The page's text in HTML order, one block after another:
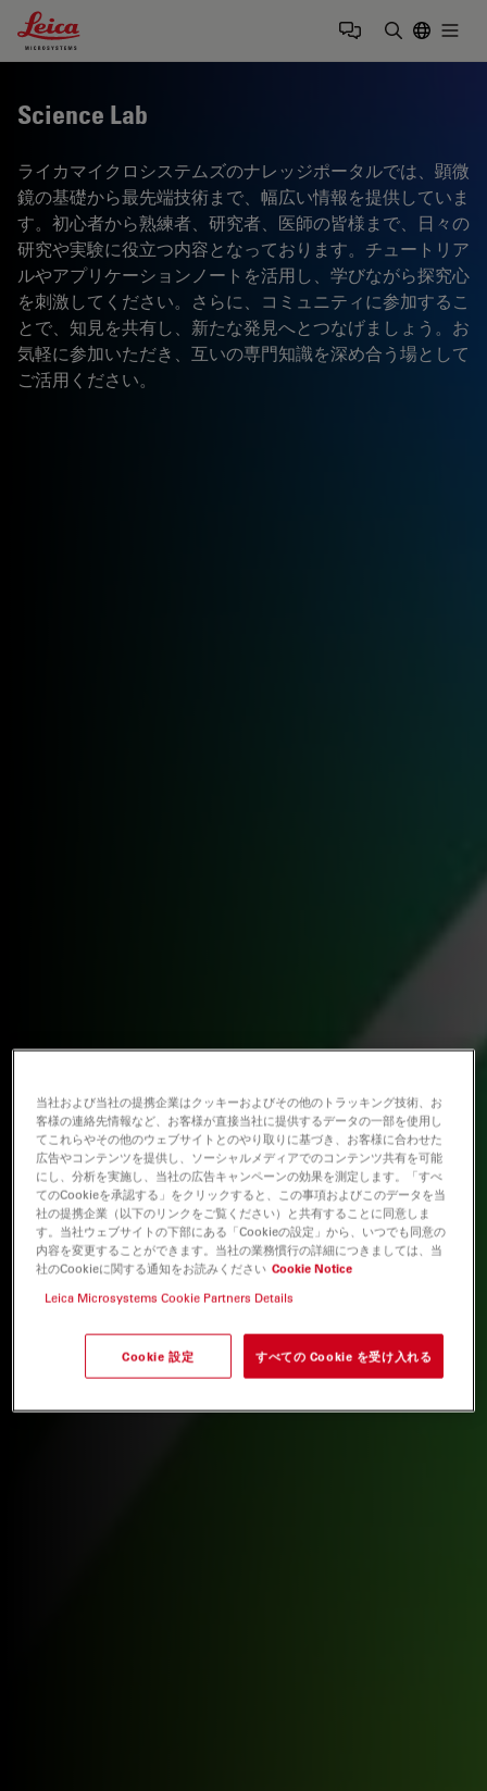
Leica Microsystems Logo
Science Lab
ライカマイクロシステムズのナレッジポータルでは、顕微
鏡の基礎から最先端技術まで、幅広い情報を提供していま
す。初心者から熟練者、研究者、医師の皆様まで、日々の
研究や実験に役立つ内容となっております。チュートリア
ルやアプリケーションノートを活用し、学びながら探究心
を刺激してください。さらに、コミュニティに参加するこ
とで、知見を共有し、新たな発見へとつなげましょう。お
気軽に参加いただき、互いの専門知識を深め合う場として
ご活用ください。
当社および当社の提携企業はクッキーおよびその他のトラッキング技術、お
客様の連絡先情報など、お客様が直接当社に提供するデータの一部を使用し
てこれらやその他のウェブサイトとのやり取りに基づき、お客様に合わせた
広告やコンテンツを提供し、ソーシャルメディアでのコンテンツ共有を可能
にし、分析を実施し、当社の広告キャンペーンの効果を測定します。「すべ
てのCookieを承認する」をクリックすると、この事項およびこのデータを当
社の提携企業（以下のリンクをご覧ください）と共有することに同意しま
す。当社ウェブサイトの下部にある「Cookieの設定」から、いつでも同意の
内容を変更することができます。当社の業務慣行の詳細につきましては、当
社のCookieに関する通知をお読みください Cookie Notice
Leica Microsystems Cookie Partners Details
Cookie 設定 すべての Cookie を受け入れる